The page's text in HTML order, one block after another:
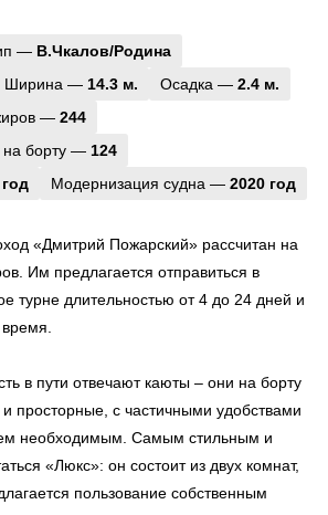
— В.Чкалов/Родина
Ширина — 14.3 м. Осадка — 2.4 м.
— 244
борту — 124
Модернизация судна — 2020 год
«Дмитрий Пожарский» рассчитан на
Им предлагается отправиться в
турне длительностью от 4 до 24 дней и
в пути отвечают каюты – они на борту
просторные, с частичными удобствами
необходимым. Самым стильным и
«Люкс»: он состоит из двух комнат,
пользование собственным